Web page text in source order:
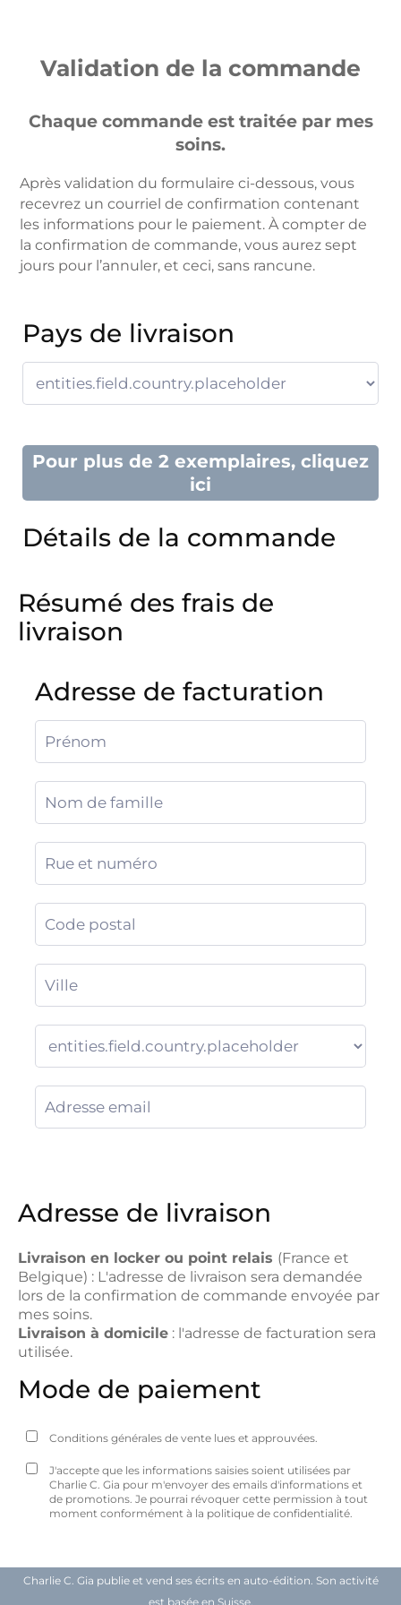
Validation de la commande
Chaque commande est traitée par mes
soins.
Après validation du formulaire ci-dessous, vous
recevrez un courriel de confirmation contenant
les informations pour le paiement. À compter de
la confirmation de commande, vous aurez sept
jours pour l’annuler, et ceci, sans rancune.
Pays de livraison
Pour plus de 2 exemplaires, cliquez
ici
Détails de la commande
Résumé des frais de
livraison
Adresse de facturation
Adresse de livraison
Livraison en locker ou point relais (France et
Belgique) : L'adresse de livraison sera demandée
lors de la confirmation de commande envoyée par
mes soins.
Livraison à domicile : l'adresse de facturation sera
utilisée.
Mode de paiement
Conditions générales de vente lues et approuvées.
J'accepte que les informations saisies soient utilisées par
Charlie C. Gia pour m'envoyer des emails d'informations et
de promotions. Je pourrai révoquer cette permission à tout
moment conformément à la politique de confidentialité.
Charlie C. Gia publie et vend ses écrits en auto-édition. Son activité
est basée en Suisse.